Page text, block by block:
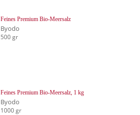
Feines Premium Bio-Meersalz
Byodo
500 gr
Feines Premium Bio-Meersalz, 1 kg
Byodo
1000 gr